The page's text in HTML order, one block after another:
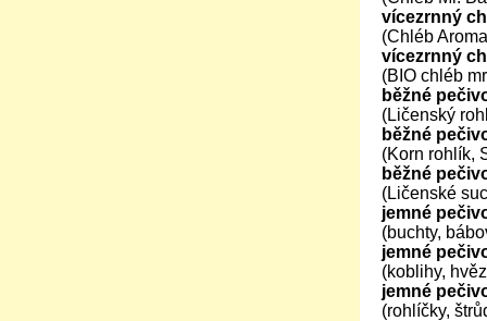
vícezrnný
(Chléb
vícezrnný
(BIO chléb
běžné
(Ličenský
běžné
(Korn rohlík,
běžné
(Ličenské
jemné
(buchty,
jemné
(koblihy,
jemné
(rohlíčky,